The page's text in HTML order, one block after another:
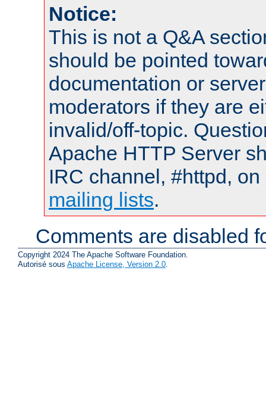
Notice:
This is not a Q&A
should be pointed
documentation or
moderators if they are
invalid/off-topic.
Apache HTTP Server
IRC channel, #httpd,
mailing lists.
Comments are disabled
Copyright 2024 The Apache Software Foundation.
Autorisé sous Apache License, Version 2.0